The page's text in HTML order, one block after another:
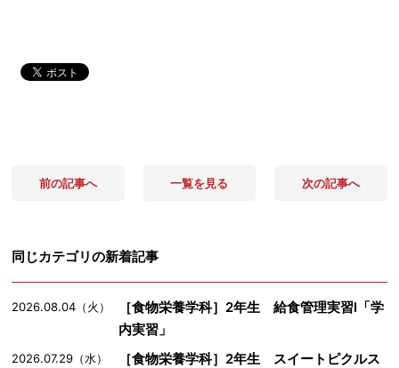
前の記事へ 一覧を見る 次の記事へ
同じカテゴリの新着記事
2026.08.04（火）
［食物栄養学科］2年生 給食管理実習Ⅰ「学
内実習」
2026.07.29（水）
［食物栄養学科］2年生 スイートピクルス